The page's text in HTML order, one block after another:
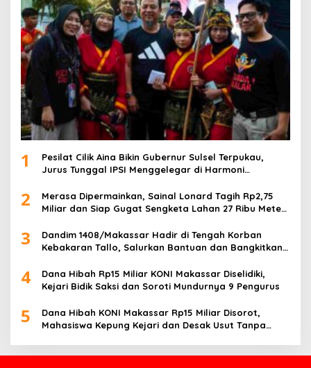
1
Pesilat Cilik Aina Bikin Gubernur Sulsel Terpukau,
Jurus Tunggal IPSI Menggelegar di Harmoni
2
Merasa Dipermainkan, Sainal Lonard Tagih Rp2,75
Miliar dan Siap Gugat Sengketa Lahan 27 Ribu Meter
3
Dandim 1408/Makassar Hadir di Tengah Korban
Kebakaran Tallo, Salurkan Bantuan dan Bangkitkan
4
Dana Hibah Rp15 Miliar KONI Makassar Diselidiki,
Kejari Bidik Saksi dan Soroti Mundurnya 9 Pengurus
5
Dana Hibah KONI Makassar Rp15 Miliar Disorot,
Mahasiswa Kepung Kejari dan Desak Usut Tanpa